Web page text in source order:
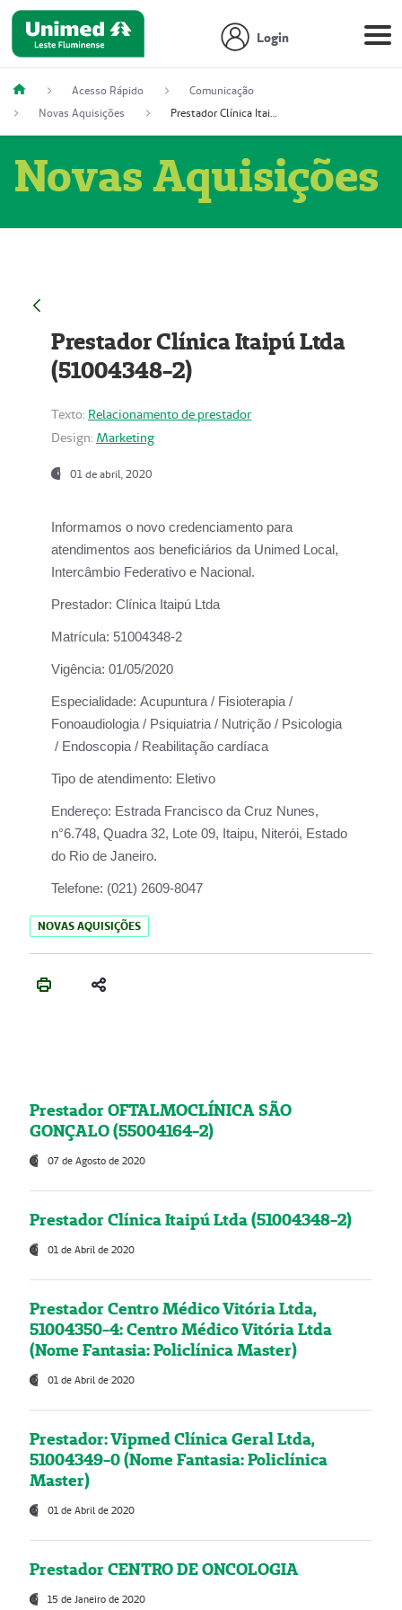
Login
Acesso Rápido
Comunicação
Novas Aquisições
Prestador Clínica Itaipú Ltda (51004348-2)
Novas Aquisições
Prestador Clínica Itaipú Ltda
(51004348-2)
Texto: Relacionamento de prestador
Design: Marketing
01 de abril, 2020
Informamos o novo credenciamento para
atendimentos aos beneficiários da Unimed Local,
Intercâmbio Federativo e Nacional.
Prestador: Clínica Itaipú Ltda
Matrícula: 51004348-2
Vigência: 01/05/2020
Especialidade: Acupuntura / Fisioterapia /
Fonoaudiologia / Psiquiatria / Nutrição / Psicologia
/ Endoscopia / Reabilitação cardíaca
Tipo de atendimento: Eletivo
Endereço: Estrada Francisco da Cruz Nunes,
n°6.748, Quadra 32, Lote 09, Itaipu, Niterói, Estado
do Rio de Janeiro.
Telefone: (021) 2609-8047
NOVAS AQUISIÇÕES
Prestador OFTALMOCLÍNICA SÃO
GONÇALO (55004164-2)
07 de Agosto de 2020
Prestador Clínica Itaipú Ltda (51004348-2)
01 de Abril de 2020
Prestador Centro Médico Vitória Ltda,
51004350-4: Centro Médico Vitória Ltda
(Nome Fantasia: Policlínica Master)
01 de Abril de 2020
Prestador: Vipmed Clínica Geral Ltda,
51004349-0 (Nome Fantasia: Policlínica
Master)
01 de Abril de 2020
Prestador CENTRO DE ONCOLOGIA
15 de Janeiro de 2020